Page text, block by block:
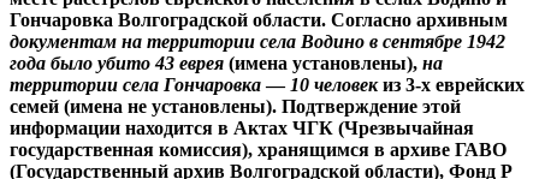
Гончаровка Волгоградской области. Согласно архивным
документам на территории села Водино в сентябре 1942
года было убито 43 еврея (имена установлены), на
территории села Гончаровка— 10 человекиз 3-х еврейских
семей (имена не установлены). Подтверждение этой
информации находится в Актах ЧГК (Чрезвычайная
государственная комиссия), хранящимся в архиве ГАВО
(Государственный архив Волгоградской области), Фонд Р